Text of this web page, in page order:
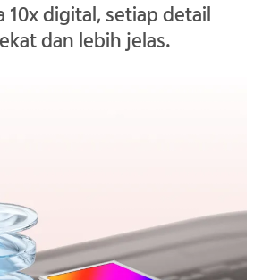
digital, setiap detail
dan lebih jelas.